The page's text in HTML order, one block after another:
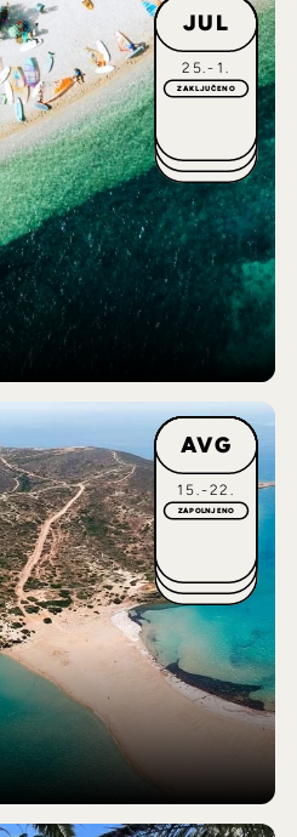
JUL
25.-1.
ZAKLJUČENO
AVG
15.-22.
ZAPOLNJENO